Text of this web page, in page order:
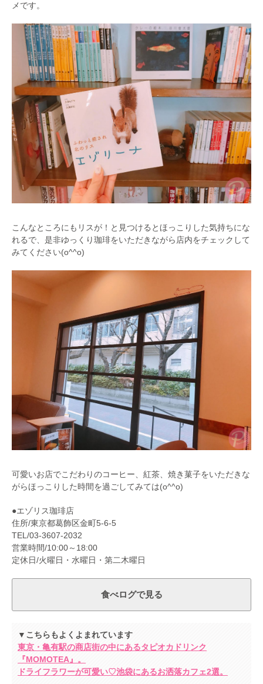
メです。
こんなところにもリスが！と見つけるとほっこりした気持ちにな
れるで、是非ゆっくり珈琲をいただきながら店内をチェックして
みてください(o^^o)
可愛いお店でこだわりのコーヒー、紅茶、焼き菓子をいただきな
がらほっこりした時間を過ごしてみては(o^^o)
●エゾリス珈琲店
住所/東京都葛飾区金町5-6-5
TEL/03-3607-2032
営業時間/10:00～18:00
定休日/火曜日・水曜日・第二木曜日
食べログで見る
▼こちらもよくよまれています
東京・亀有駅の商店街の中にあるタピオカドリンク
『MOMOTEA』。
ドライフラワーが可愛い♡池袋にあるお洒落カフェ2選。